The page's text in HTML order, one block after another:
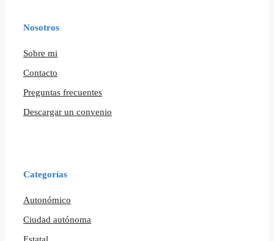
Nosotros
Sobre mi
Contacto
Preguntas frecuentes
Descargar un convenio
Categorías
Autonómico
Ciudad autónoma